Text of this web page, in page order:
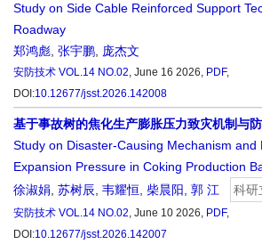
Study on Side Cable Reinforced Support
Roadway
郑鸿彪 张宇鹏 庞杰文
安防技术 VOL.14 NO.02, June 16 2026, PDF,
DOI:10.12677/jsst.2026.142008
基于事故树的焦化生产膨胀压力致灾机制与
Study on Disaster-Causing Mechanism and
Expansion Pressure in Coking Production
徐淑娟 苏树辰 韦耀恒 柴晨阳 郭 江 科研
安防技术 VOL.14 NO.02, June 10 2026, PDF,
DOI:10.12677/jsst.2026.142007